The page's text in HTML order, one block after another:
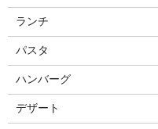
ランチ
パスタ
ハンバーグ
デザート